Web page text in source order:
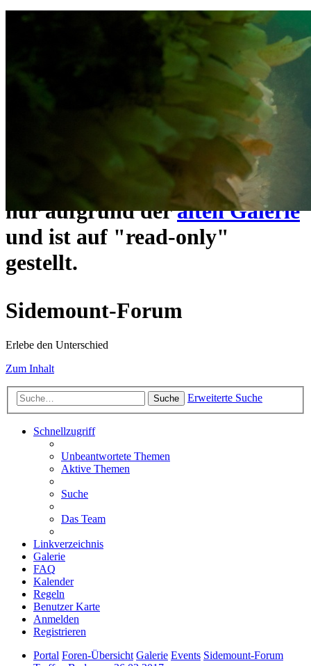
Das Sidemount-Forum ist auf
ein neues Forensystem
umgezogen und wie gewohnt
unter
https://www.sidemount-
erreichbar.
Das alte Forum hier existiert
nur aufgrund deralten Galerie
und ist auf "read-only"
gestellt.
Sidemount-Forum
Erlebe den Unterschied
Zum Inhalt
Suche Erweiterte Suche
Schnellzugriff
Unbeantwortete Themen
Aktive Themen
Suche
Das Team
Linkverzeichnis
Galerie
FAQ
Kalender
Regeln
Benutzer Karte
Anmelden
Registrieren
Portal Foren-Übersicht Galerie Events Sidemount-Forum